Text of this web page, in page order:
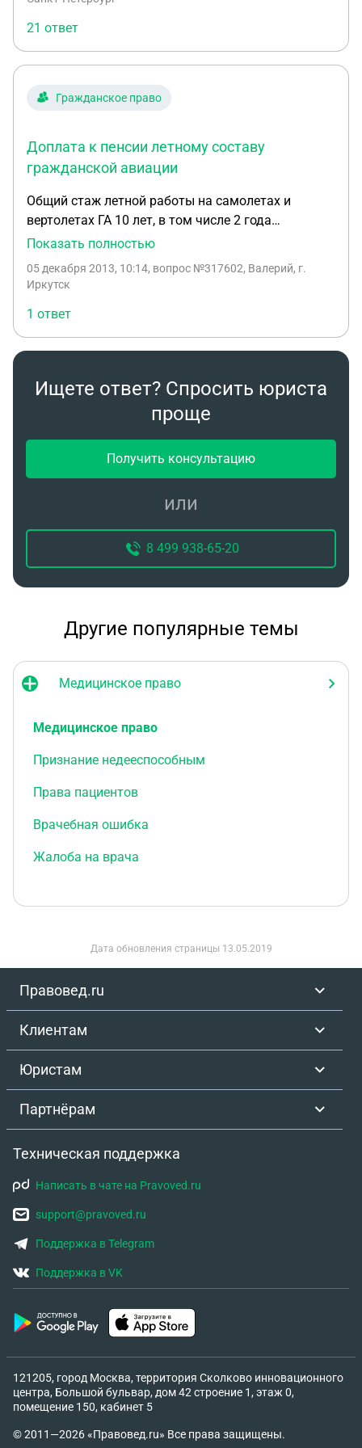
остаться без возможности продолжать
медицинскую деятельность. Спасибо!
прав? И второй вопрос: Я пытался
прорекламировать свою группу VK в яндексе и в
VK, но получил отказ из-за отсутствия мед.
лицензии. Как мне оформить рекламу, чтобы не
было нареканий?
21 ответ
Гражданское право
Доплата к пенсии летному составу
гражданской авиации
Общий стаж летной работы на самолетах и
вертолетах ГА 10 лет, в том числе 2 года
испытательных полетов. Имею ли я право при
пенсии? Если да, то на основани каких
Показать полностью
05 декабря 2013, 10:14, вопрос №317602, Валерий, г.
Иркутск
1 ответ
Ищете ответ? Спросить юриста
проще
Получить консультацию
или
8 499 938-65-20
Другие популярные темы
Медицинское право
Медицинское право
Признание недееспособным
Права пациентов
Врачебная ошибка
Жалоба на врача
Дата обновления страницы 13.05.2019
Правовед.ru
Клиентам
Юристам
Партнёрам
Техническая поддержка
Написать в чате на Pravoved.ru
support@pravoved.ru
Поддержка в Telegram
Поддержка в VK
121205, город Москва, территория Сколково инновационного
центра, Большой бульвар, дом 42 строение 1, этаж 0,
помещение 150, кабинет 5
© 2011—2026 «Правовед.ru» Все права защищены.